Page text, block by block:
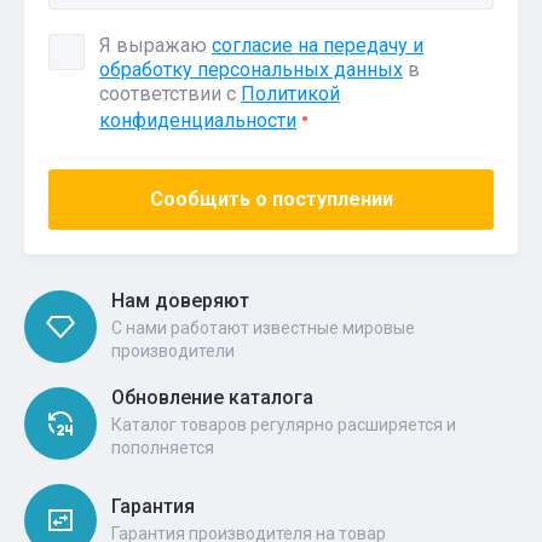
Я выражаю согласие на передачу и
обработку персональных данных в
соответствии с Политикой
конфиденциальности
Сообщить о поступлении
Нам доверяют
С нами работают известные мировые
производители
Обновление каталога
Каталог товаров регулярно расширяется и
пополняется
Гарантия
Гарантия производителя на товар